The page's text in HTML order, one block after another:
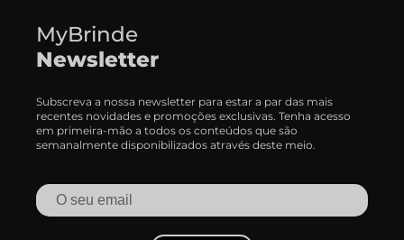
MyBrinde
Newsletter
Subscreva a nossa newsletter para estar a par das mais
recentes novidades e promoções exclusivas. Tenha acesso
em primeira-mão a todos os conteúdos que são
semanalmente disponibilizados através deste meio.